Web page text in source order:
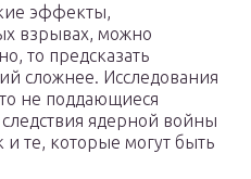
эффекты,
взрывах, можно
то предсказать
сложнее. Исследования
не поддающиеся
ядерной войны
и те, которые могут быть